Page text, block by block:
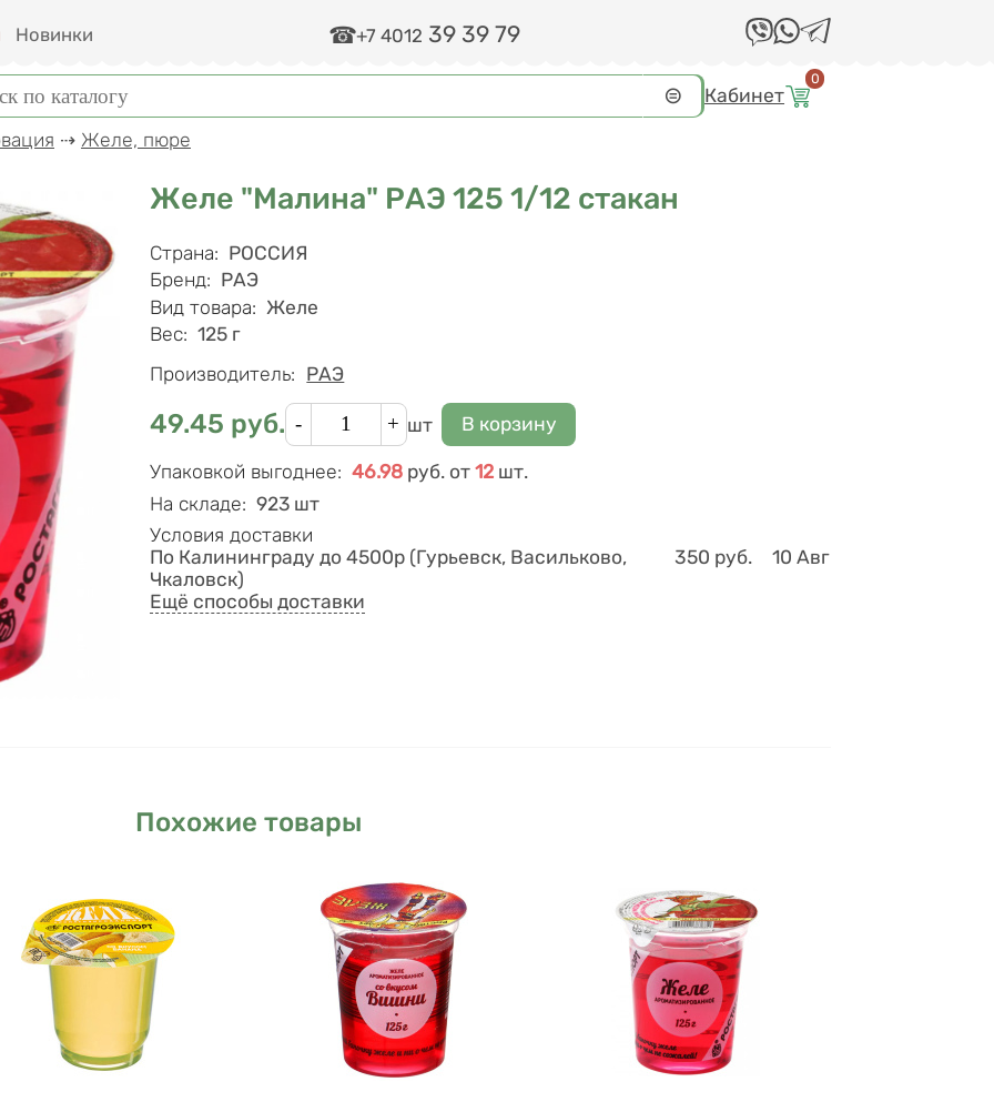
Новинки +7 4012 39 39 79
поиска Кабинет
0
⇢ Желе, пюре
Желе "Малина" РАЭ 125 1/12 стакан
Характеристики
Страна: РОССИЯ
Бренд: РАЭ
Вид товара: Желе
Вес: 125 г
Производитель: РАЭ
Цена
49.45 руб.Кол-во шт
Упаковкой выгоднее: 46.98 руб. от12 шт.
На складе: 923 шт
Условия доставки
По Калининграду до 4500р (Гурьевск, Васильково,
Чкаловск)
350 руб.
10 Авг
Ещё способы доставки
Похожие товары